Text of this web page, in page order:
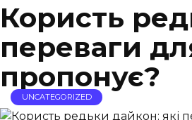
Користь
переваги
пропонує?
UNCATEGORIZED